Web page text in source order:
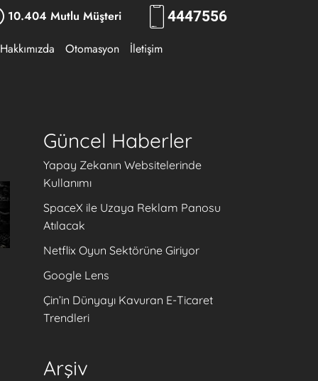
10.404 Mutlu Müşteri 444RKLM
Hakkımızda Otomasyon İletişim
Güncel Haberler
Yapay Zekanın Websitelerinde
Kullanımı
SpaceX ile Uzaya Reklam Panosu
Atılacak
Netflix Oyun Sektörüne Giriyor
Google Lens
Çin’in Dünyayı Kavuran E-Ticaret
Trendleri
Arşiv